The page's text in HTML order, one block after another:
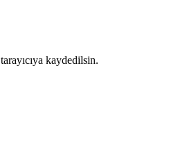
kaydedilsin.